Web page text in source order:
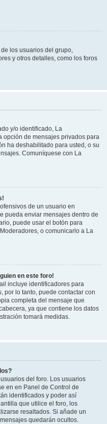
los usuarios del grupo,
y otros detalles, como los foros
y/o identificado, La
opción de mensajes privados para
ha deshabilitado para usted, o su
Comuníquese con La
de un usuario en
pueda enviar mensajes dentro de
puede usar el botón para
o comunicarlo a La
en este foro!
incluye identificadores para
por lo tanto, puede contactar con
completa del mensaje que
ya que contiene los datos
tomará medidas.
del foro. Los usuarios
en en Panel de Control de
identificados y poder así
que utilice el foro, los
resaltados. Si añade un
quedarán ocultos.